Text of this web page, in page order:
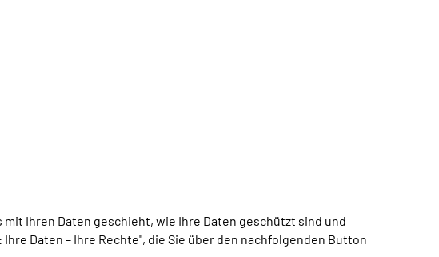
Ihren Daten geschieht, wie Ihre Daten geschützt sind und
Ihre Daten – Ihre Rechte", die Sie über den nachfolgenden Button